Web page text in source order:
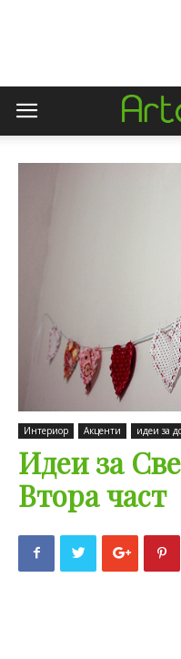
Интериор Акценти идеи за
Идеи за
Втора част